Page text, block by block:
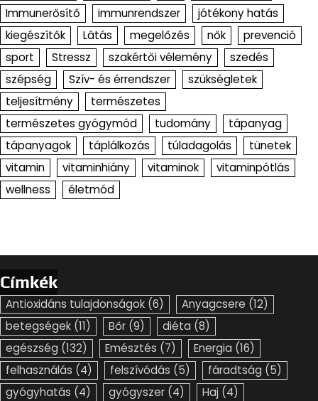
Immunerősítő
immunrendszer
jótékony hatás
kiegészítők
Látás megelőzés nők
prevenció
sport
Stressz szakértői vélemény
szedés
szépség
Szív- és érrendszer
szükségletek
teljesítmény
természetes
természetes gyógymód
tudomány
tápanyag
tápanyagok
táplálkozás túladagolás
tünetek
vitamin
vitaminhiány vitaminok
vitaminpótlás
wellness
életmód
Címkék
Antioxidáns tulajdonságok (6) Anyagcsere (12)
betegségek (11) Bőr (9) diéta (8)
egészség (132) Emésztés (7) Energia (16)
felhasználás (4) felszívódás (5) fáradtság (5)
gyógyhatás (4) gyógyszer (4) Haj (4)